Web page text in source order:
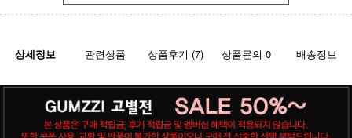
상세정보 관련상품 상품후기 (7) 상품문의 0 배송정보